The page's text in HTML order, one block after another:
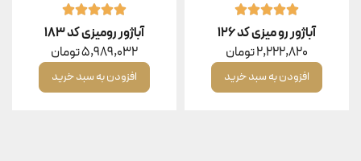
آباژور رو میزی کد ۱۲۶
2,222,820تومان
افزودن به سبد خرید
آباژور رومیزی کد ۱۸۳
5,989,032تومان
افزودن به سبد خرید